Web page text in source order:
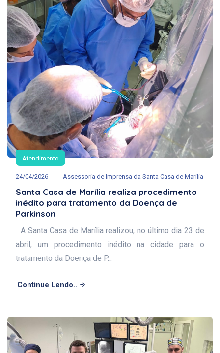
Atendimento
24/04/2026 Assessoria de Imprensa da Santa Casa de Marília
Santa Casa de Marília realiza procedimento
inédito para tratamento da Doença de
Parkinson
A Santa Casa de Marília realizou, no último dia 23 de
abril, um procedimento inédito na cidade para o
tratamento da Doença de P...
Continue Lendo..